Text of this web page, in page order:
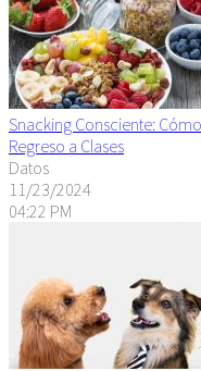
Snacking Consciente:
Regreso a Clases
Datos
11/23/2024
04:22 PM